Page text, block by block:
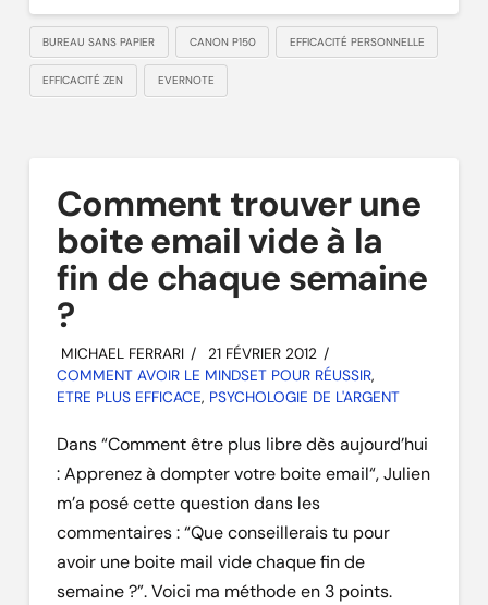
BUREAU SANS PAPIER CANON P150 EFFICACITÉ PERSONNELLE
EFFICACITÉ ZEN EVERNOTE
Comment trouver une
boite email vide à la
fin de chaque semaine
?
MICHAEL FERRARI
21 FÉVRIER 2012
COMMENT AVOIR LE MINDSET POUR RÉUSSIR,
ETRE PLUS EFFICACE, PSYCHOLOGIE DE L'ARGENT
Dans “Comment être plus libre dès aujourd’hui
: Apprenez à dompter votre boite email“, Julien
m’a posé cette question dans les
commentaires : “Que conseillerais tu pour
avoir une boite mail vide chaque fin de
semaine ?”. Voici ma méthode en 3 points.